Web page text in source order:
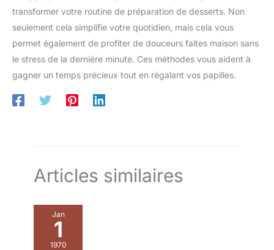
transformer votre routine de préparation de desserts. Non
seulement cela simplifie votre quotidien, mais cela vous
permet également de profiter de douceurs faites maison sans
le stress de la dernière minute. Ces méthodes vous aident à
gagner un temps précieux tout en régalant vos papilles.
Articles similaires
Jan
1
1970